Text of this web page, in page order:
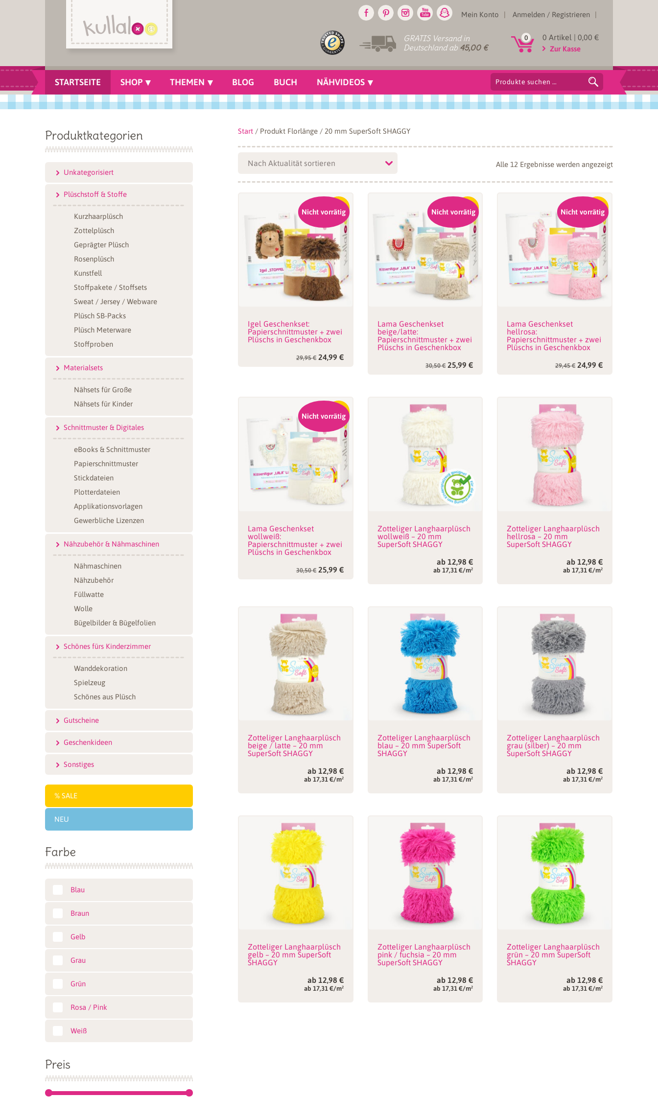
Mein Konto Anmelden / Registrieren
0 0 Artikel | 0,00 €
Zur Kasse
GRATIS Versand in
Deutschland ab 45,00 €
Suchen
nach:
STARTSEITE SHOP THEMEN BLOG BUCH NÄHVIDEOS
Start / Produkt Florlänge / 20 mm SuperSoft SHAGGY
Alle 12 Ergebnisse werden angezeigtNach
-17%
Nicht vorrätig
Igel Geschenkset:
Papierschnittmuster + zwei
Plüschs in Geschenkbox
29,95€ Ursprünglicher
24,99 €Aktueller
-15%
Nicht vorrätig
Lama Geschenkset
beige/latte:
Papierschnittmuster + zwei
Plüschs in Geschenkbox
30,50€ Ursprünglicher
25,99€Aktueller
-15%
Nicht vorrätig
Lama Geschenkset
hellrosa:
Papierschnittmuster + zwei
Plüschs in Geschenkbox
29,45€ Ursprünglicher
24,99 €Aktueller
-15%
Nicht vorrätig
Lama Geschenkset
wollweiß:
Papierschnittmuster + zwei
Plüschs in Geschenkbox
30,50€ Ursprünglicher
25,99 €Aktueller
Zotteliger Langhaarplüsch
wollweiß – 20 mm
SuperSoft SHAGGY
ab 12,98€
ab 17,31 €/m²
Zotteliger Langhaarplüsch
hellrosa – 20 mm
SuperSoft SHAGGY
ab 12,98 €
ab 17,31 €/m²
Zotteliger Langhaarplüsch
beige / latte – 20 mm
SuperSoft SHAGGY
ab 12,98 €
ab 17,31 €/m²
Zotteliger Langhaarplüsch
blau – 20 mm SuperSoft
SHAGGY
ab 12,98€
ab 17,31 €/m²
Zotteliger Langhaarplüsch
grau (silber) – 20 mm
SuperSoft SHAGGY
ab 12,98 €
ab 17,31 €/m²
Zotteliger Langhaarplüsch
gelb – 20 mm SuperSoft
SHAGGY
ab 12,98 €
ab 17,31 €/m²
Zotteliger Langhaarplüsch
pink / fuchsia – 20 mm
SuperSoft SHAGGY
ab 12,98€
ab 17,31 €/m²
Zotteliger Langhaarplüsch
grün – 20 mm SuperSoft
SHAGGY
ab 12,98 €
ab 17,31 €/m²
Produktkategorien
Unkategorisiert
Plüschstoff & Stoffe
Kurzhaarplüsch
Zottelplüsch
Geprägter Plüsch
Rosenplüsch
Kunstfell
Stoffpakete / Stoffsets
Sweat / Jersey / Webware
Plüsch SB-Packs
Plüsch Meterware
Stoffproben
Materialsets
Nähsets für Große
Nähsets für Kinder
Schnittmuster & Digitales
eBooks & Schnittmuster
Papierschnittmuster
Stickdateien
Plotterdateien
Applikationsvorlagen
Gewerbliche Lizenzen
Nähzubehör & Nähmaschinen
Nähmaschinen
Nähzubehör
Füllwatte
Wolle
Bügelbilder & Bügelfolien
Schönes fürs Kinderzimmer
Wanddekoration
Spielzeug
Schönes aus Plüsch
Gutscheine
Geschenkideen
Sonstiges
SALE
NEU
Farbe
Blau
Braun
Gelb
Grau
Grün
Rosa / Pink
Weiß
Preis